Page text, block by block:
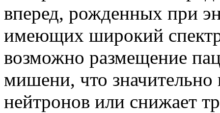
вперед, рожденных при
имеющих широкий
возможно размещение
мишени, что значительно
нейтронов или снижает